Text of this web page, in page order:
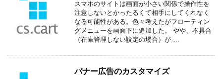
スマホのサイトは画面が小さい関係で操作性を
注意しないとかったるくて相手にしてくれなく
なる可能性がある。色々考えたがフローティン
グメニューを画面下に追加した。 やや、不具合
（在庫管理しない設定の場合）が …
バナー広告のカスタマイズ